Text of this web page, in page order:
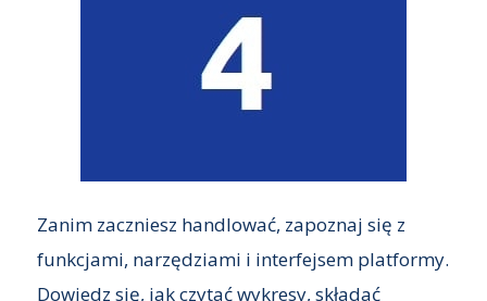
Zanim zaczniesz handlować, zapoznaj się z
funkcjami, narzędziami i interfejsem platformy.
Dowiedz się, jak czytać wykresy, składać